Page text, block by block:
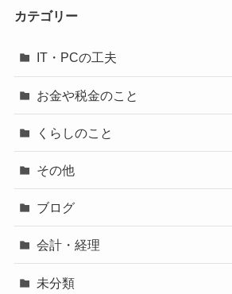
カテゴリー
IT・PCの工夫
お金や税金のこと
くらしのこと
その他
ブログ
会計・経理
未分類